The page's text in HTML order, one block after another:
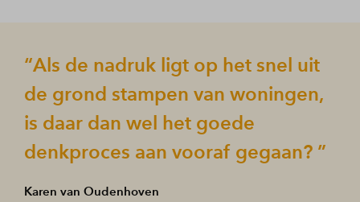
Als de nadruk ligt op het snel uit
de grond stampen van woningen,
is daar dan wel het goede
denkproces aan vooraf gegaan?
Karen van Oudenhoven